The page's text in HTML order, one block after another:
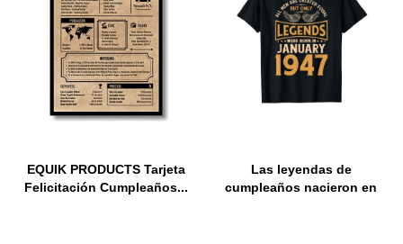
EQUIK PRODUCTS Tarjeta
Felicitación Cumpleaños...
Las leyendas de
cumpleaños nacieron en